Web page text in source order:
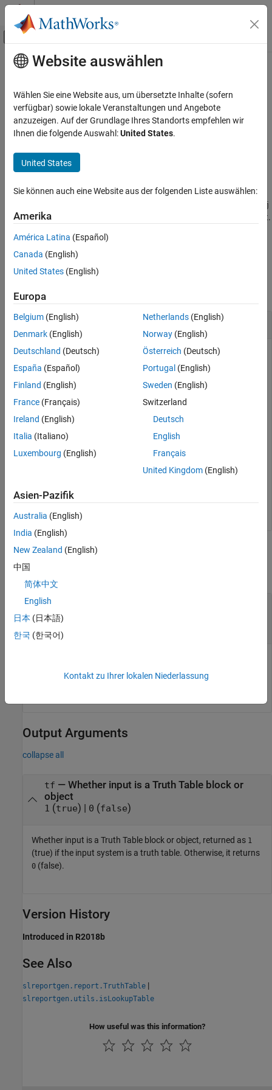
Weiter zum Inhalt
Umschaltung für Off-Canvas-
Startseite der Dokumentation
Simulink Report Generator
Create Report Programs
slreportgen.utils.isTruthTable
Description
Examples
Input Arguments
Output Arguments
Version History
Hauptinhalt
slreportgen.utils.isTruthTable
Check if object is Truth Table
collapse all in page
tf = slreportgen.utils.isTruthTable(obj)
obj
is a Simulink Truth Table object.
example
Examples
Check If Object Is a Truth Table
tf = slreportgen.utils.isTruthTable...
   (
"sf_climate_control/ClimateController"
tf =
  logical
   1
In this case, the
sf_climate_controlmodel is a Truth Table block.
Input Arguments
collapse all
obj
block or object
string
specified as a string or character array of the object path or
Output Arguments
collapse all
tf — Whether input is a Truth Table block or
object
1 (true) | 0 (false)
Whether input is a Truth Table block or object, returned as 1
(true) if the input system is a truth table. Otherwise, it returns
0 (false).
Version History
Introduced in R2018b
See Also
slreportgen.report.TruthTable |
slreportgen.utils.isLookupTable
How useful was this information?
Website auswählen
Wählen Sie eine Website aus, um übersetzte Inhalte (sofern
verfügbar) sowie lokale Veranstaltungen und Angebote
anzuzeigen. Auf der Grundlage Ihres Standorts empfehlen wir
Ihnen die folgende Auswahl:United States.
United States
Sie können auch eine Website aus der folgenden Liste auswählen:
Amerika
América Latina (Español)
Canada (English)
United States (English)
Europa
Belgium (English)
Denmark (English)
Deutschland (Deutsch)
España (Español)
Finland (English)
France (Français)
Ireland (English)
Italia (Italiano)
Luxembourg (English)
Netherlands(English)
Norway(English)
Österreich (Deutsch)
Portugal (English)
Sweden (English)
Switzerland
Deutsch
English
Français
United Kingdom(English)
Asien-Pazifik
Australia (English)
India (English)
New Zealand (English)
中国
简体中文
English
日本 (日本語)
한국 (한국어)
Kontakt zu Ihrer lokalen Niederlassung